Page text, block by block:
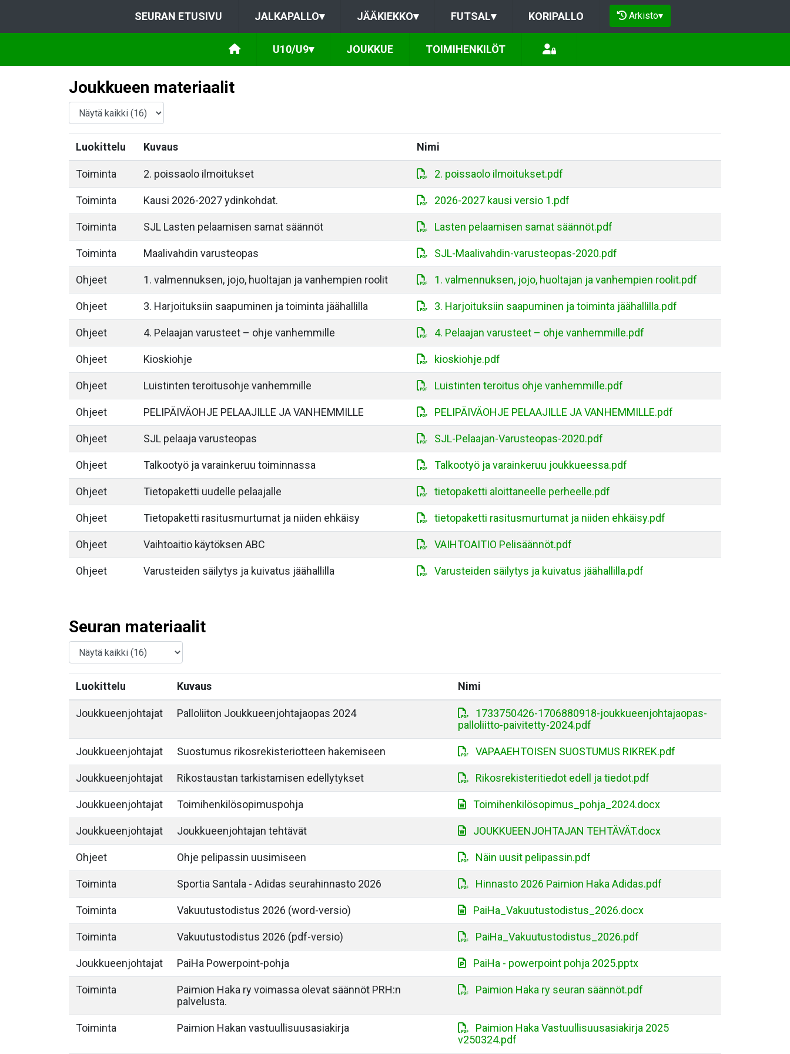
SEURAN ETUSIVU JALKAPALLO▾ JÄÄKIEKKO▾ FUTSAL▾ KORIPALLO Arkisto▾
U10/U9▾ JOUKKUE TOIMIHENKILÖT
Joukkueen materiaalit
Luokittelu Kuvaus Nimi
Toiminta 2. poissaolo ilmoitukset 2. poissaolo ilmoitukset.pdf
Toiminta Kausi 2026-2027 ydinkohdat. 2026-2027 kausi versio 1.pdf
Toiminta SJL Lasten pelaamisen samat säännöt Lasten pelaamisen samat säännöt.pdf
Toiminta Maalivahdin varusteopas SJL-Maalivahdin-varusteopas-2020.pdf
Ohjeet 1. valmennuksen, jojo, huoltajan ja vanhempien roolit 1. valmennuksen, jojo, huoltajan ja vanhempien roolit.pdf
Ohjeet 3. Harjoituksiin saapuminen ja toiminta jäähallilla 3. Harjoituksiin saapuminen ja toiminta jäähallilla.pdf
Ohjeet 4. Pelaajan varusteet – ohje vanhemmille 4. Pelaajan varusteet – ohje vanhemmille.pdf
Ohjeet Kioskiohje kioskiohje.pdf
Ohjeet Luistinten teroitusohje vanhemmille Luistinten teroitus ohje vanhemmille.pdf
Ohjeet PELIPÄIVÄOHJE PELAAJILLE JA VANHEMMILLE PELIPÄIVÄOHJE PELAAJILLE JA VANHEMMILLE.pdf
Ohjeet SJL pelaaja varusteopas SJL-Pelaajan-Varusteopas-2020.pdf
Ohjeet Talkootyö ja varainkeruu toiminnassa Talkootyö ja varainkeruu joukkueessa.pdf
Ohjeet Tietopaketti uudelle pelaajalle tietopaketti aloittaneelle perheelle.pdf
Ohjeet Tietopaketti rasitusmurtumat ja niiden ehkäisy tietopaketti rasitusmurtumat ja niiden ehkäisy.pdf
Ohjeet Vaihtoaitio käytöksen ABC VAIHTOAITIO Pelisäännöt.pdf
Ohjeet Varusteiden säilytys ja kuivatus jäähallilla Varusteiden säilytys ja kuivatus jäähallilla.pdf
Seuran materiaalit
Luokittelu Kuvaus Nimi
Joukkueenjohtajat Palloliiton Joukkueenjohtajaopas 2024
1733750426-1706880918-joukkueenjohtajaopas-
palloliitto-paivitetty-2024.pdf
Joukkueenjohtajat Suostumus rikosrekisteriotteen hakemiseen VAPAAEHTOISEN SUOSTUMUS RIKREK.pdf
Joukkueenjohtajat Rikostaustan tarkistamisen edellytykset Rikosrekisteritiedot edell ja tiedot.pdf
Joukkueenjohtajat Toimihenkilösopimuspohja Toimihenkilösopimus_pohja_2024.docx
Joukkueenjohtajat Joukkueenjohtajan tehtävät JOUKKUEENJOHTAJAN TEHTÄVÄT.docx
Ohjeet Ohje pelipassin uusimiseen Näin uusit pelipassin.pdf
Toiminta Sportia Santala - Adidas seurahinnasto 2026 Hinnasto 2026 Paimion Haka Adidas.pdf
Toiminta Vakuutustodistus 2026 (word-versio) PaiHa_Vakuutustodistus_2026.docx
Toiminta Vakuutustodistus 2026 (pdf-versio) PaiHa_Vakuutustodistus_2026.pdf
Joukkueenjohtajat PaiHa Powerpoint-pohja PaiHa - powerpoint pohja 2025.pptx
Toiminta
Paimion Haka ry voimassa olevat säännöt PRH:n
palvelusta.
Paimion Haka ry seuran säännöt.pdf
Toiminta Paimion Hakan vastuullisuusasiakirja
Paimion Haka Vastuullisuusasiakirja 2025
v250324.pdf